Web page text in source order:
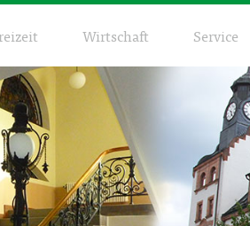
Wirtschaft Service